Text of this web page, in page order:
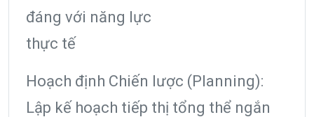
đáng với năng lực
thực tế
Hoạch định Chiến lược (Planning):
Lập kế hoạch tiếp thị tổng thể ngắn